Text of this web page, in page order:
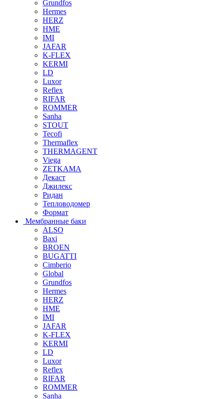
Grundfos
Hermes
HERZ
HME
IMI
JAFAR
K-FLEX
KERMI
LD
Luxor
Reflex
RIFAR
ROMMER
Sanha
STOUT
Tecofi
Thermaflex
THERMAGENT
Viega
ZETKAMA
Декаст
Джилекс
Ридан
Тепловодомер
Формат
Мембранные баки
ALSO
Baxi
BROEN
BUGATTI
Cimberio
Global
Grundfos
Hermes
HERZ
HME
IMI
JAFAR
K-FLEX
KERMI
LD
Luxor
Reflex
RIFAR
ROMMER
Sanha